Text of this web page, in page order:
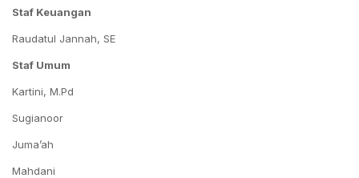
Staf Keuangan
Raudatul Jannah, SE
Staf Umum
Kartini, M.Pd
Sugianoor
Juma’ah
Mahdani